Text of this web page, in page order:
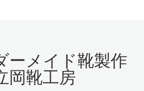
ーメイド靴製作
岡靴工房